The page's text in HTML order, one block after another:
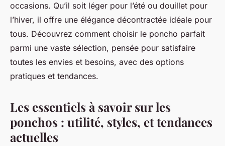
occasions. Qu’il soit léger pour l’été ou douillet pour
l’hiver, il offre une élégance décontractée idéale pour
tous. Découvrez comment choisir le poncho parfait
parmi une vaste sélection, pensée pour satisfaire
toutes les envies et besoins, avec des options
pratiques et tendances.
Les essentiels à savoir sur les
ponchos : utilité, styles, et tendances
actuelles